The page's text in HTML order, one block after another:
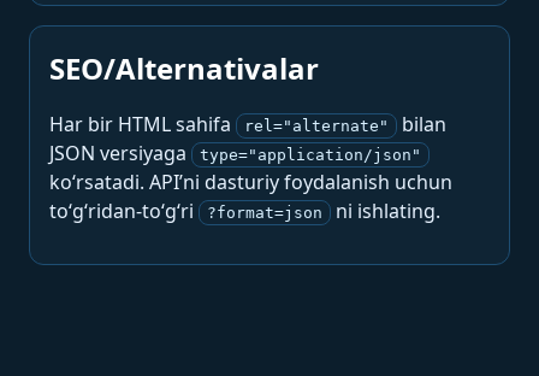
SEO/Alternativalar
Har bir HTML sahifa rel="alternate"
bilan
JSON versiyaga
type="application/json"
ko‘rsatadi. API’ni dasturiy foydalanish uchun
to‘g‘ridan-to‘g‘ri
?format=json ni ishlating.